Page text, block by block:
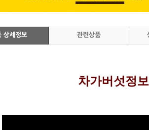
상세정보 관련상품
차가버섯정